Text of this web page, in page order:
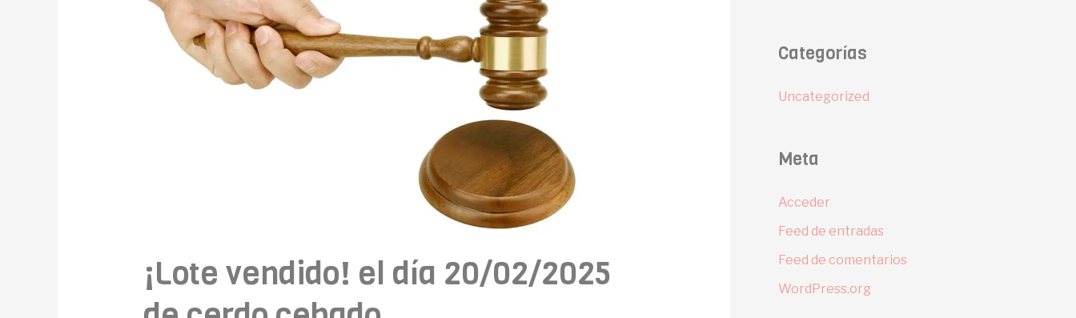
¡Lote vendido! el día 20/02/2025
Categorías
Uncategorized
Meta
Acceder
Feed de entradas
Feed de comentarios
WordPress.org